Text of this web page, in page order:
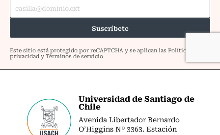
Universidad de Santiago de
Chile
Avenida Libertador Bernardo
O’Higgins Nº 3363. Estación